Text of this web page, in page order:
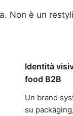
Non è un
Identità
food B2B
Un brand
su